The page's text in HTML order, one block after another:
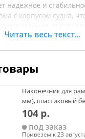
надежное и
с корпусом судна,
материалов, стойка
этой стойки
вашей лодки,
при рулевом
крепления, изделие
лодок, что делает
водного туризма
уточнять
Читать весь текст...
Наконечник для
мм), пластиковый
104 р.
под заказ
Привезем к 23